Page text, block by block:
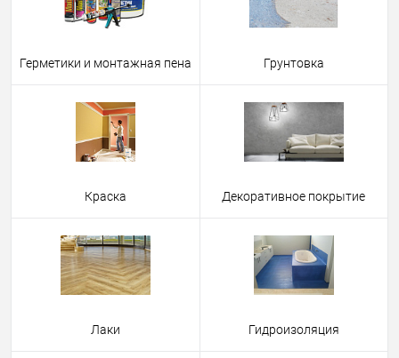
Герметики и монтажная пена Грунтовка
Краска Декоративное покрытие
Лаки Гидроизоляция